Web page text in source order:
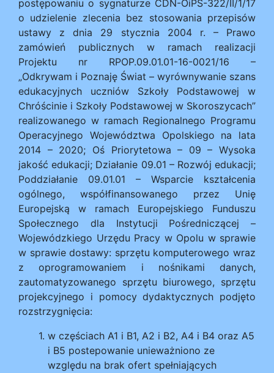
postępowaniu o sygnaturze CDN-OiPŚ-322/II/1/17
o udzielenie zlecenia bez stosowania przepisów
ustawy z dnia 29 stycznia 2004 r. – Prawo
zamówień publicznych w ramach realizacji
Projektu nr RPOP.09.01.01-16-0021/16 –
„Odkrywam i Poznaję Świat – wyrównywanie szans
edukacyjnych uczniów Szkoły Podstawowej w
Chróścinie i Szkoły Podstawowej w Skoroszycach”
realizowanego w ramach Regionalnego Programu
Operacyjnego Województwa Opolskiego na lata
2014 – 2020; Oś Priorytetowa – 09 – Wysoka
jakość edukacji; Działanie 09.01 – Rozwój edukacji;
Poddziałanie 09.01.01 – Wsparcie kształcenia
ogólnego, współfinansowanego przez Unię
Europejską w ramach Europejskiego Funduszu
Społecznego dla Instytucji Pośredniczącej –
Wojewódzkiego Urzędu Pracy w Opolu w sprawie
w sprawie dostawy: sprzętu komputerowego wraz
z oprogramowaniem i nośnikami danych,
zautomatyzowanego sprzętu biurowego, sprzętu
projekcyjnego i pomocy dydaktycznych podjęto
rozstrzygnięcia:
w częściach A1 i B1, A2 i B2, A4 i B4 oraz A5
i B5 postepowanie unieważniono ze
względu na brak ofert spełniających